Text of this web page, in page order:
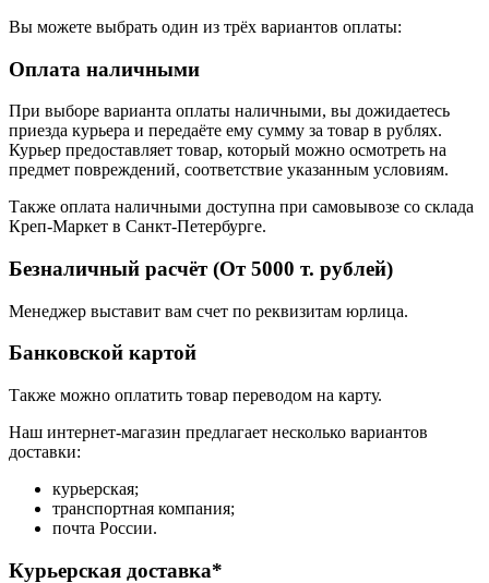
Вы можете выбрать один из трёх вариантов оплаты:
Оплата наличными
При выборе варианта оплаты наличными, вы дожидаетесь
приезда курьера и передаёте ему сумму за товар в рублях.
Курьер предоставляет товар, который можно осмотреть на
предмет повреждений, соответствие указанным условиям.
Также оплата наличными доступна при самовывозе со склада
Креп-Маркет в Санкт-Петербурге.
Безналичный расчёт (От 5000 т. рублей)
Менеджер выставит вам счет по реквизитам юрлица.
Банковской картой
Также можно оплатить товар переводом на карту.
Наш интернет-магазин предлагает несколько вариантов
доставки:
курьерская;
транспортная компания;
почта России.
Курьерская доставка*